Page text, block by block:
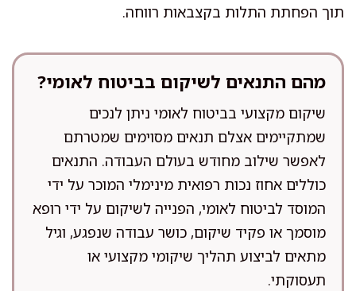
תוך הפחתת התלות בקצבאות רווחה.
מהם התנאים לשיקום בביטוח לאומי?
שיקום מקצועי בביטוח לאומי ניתן לנכים
שמתקיימים אצלם תנאים מסוימים שמטרתם
לאפשר שילוב מחודש בעולם העבודה. התנאים
כוללים אחוז נכות רפואית מינימלי המוכר על ידי
המוסד לביטוח לאומי, הפנייה לשיקום על ידי רופא
מוסמך או פקיד שיקום, כושר עבודה שנפגע, וגיל
מתאים לביצוע תהליך שיקומי מקצועי או
תעסוקתי.